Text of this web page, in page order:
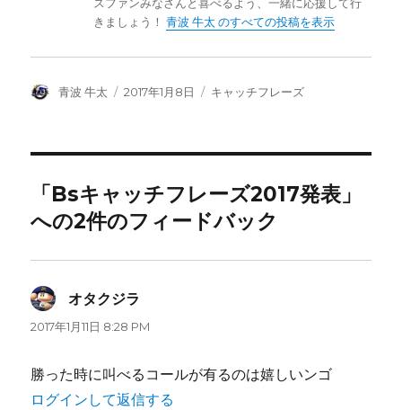
きましょう！青波 牛太 のすべての投稿を表示
投
青波 牛太
投
2017年1月8日
カ
キャッチフレーズ
「Bsキャッチフレーズ2017発表」
への2件のフィードバック
オタクジラ
り:
2017年1月11日 8:28 PM
勝った時に叫べるコールが有るのは嬉しいンゴ
ログインして返信する